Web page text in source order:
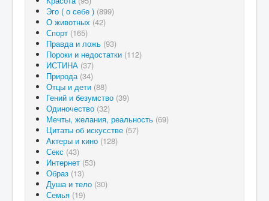
Эго ( о себе ) (899)
О животных (42)
Спорт (165)
Правда и ложь (93)
Пороки и недостатки (112)
ИСТИНА (37)
Природа (34)
Отцы и дети (88)
Гений и безумство (39)
Одиночество (32)
Мечты, желания, реальность (69)
Цитаты об искусстве (57)
Актеры и кино (128)
Секс (43)
Интернет (53)
Образ (13)
Душа и тело (30)
Семья (19)